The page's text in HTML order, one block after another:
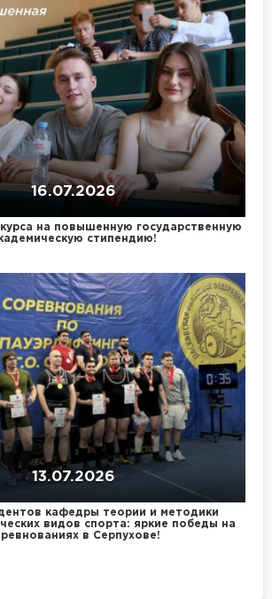
16.07.2026
на повышенную государственную
стипендию!
13.07.2026
кафедры теории и методики
видов спорта: яркие победы на
в Серпухове!